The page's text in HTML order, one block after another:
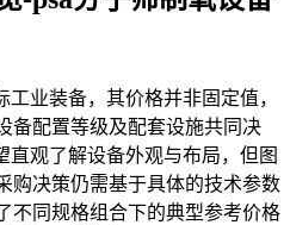
业装备，其价格并非固定值，
备配置等级及配套设施共同决
直观了解设备外观与布局，但图
购决策仍需基于具体的技术参数
不同规格组合下的典型参考价格